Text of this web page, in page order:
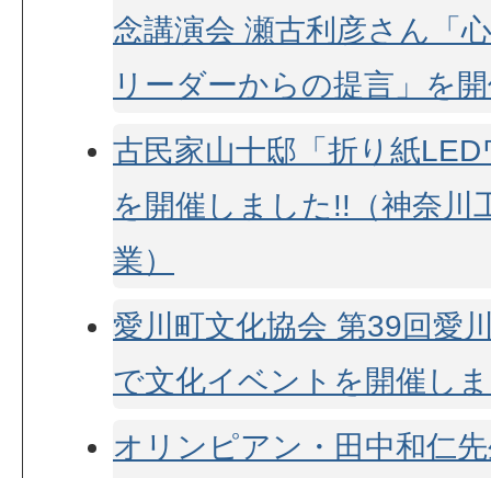
念講演会 瀬古利彦さん「
リーダーからの提言」を
古民家山十邸「折り紙
を開催しました!!（神奈川
業）
愛川町文化協会 第39回愛
で文化イベントを開催し
オリンピアン・田中和仁